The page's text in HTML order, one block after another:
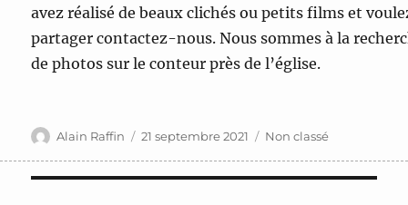
avez réalisé de beaux clichés ou petits films et
partager contactez-nous. Nous sommes à la
de photos sur le conteur près de l’église.
Auteur
Alain Raffin
Publié
21 septembre 2021 Catégories
Non classé